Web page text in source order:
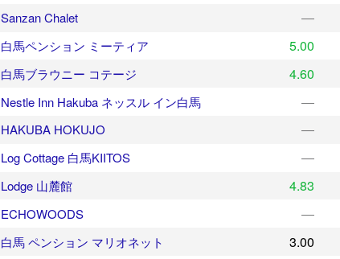
Sanzan Chalet ―
白馬ペンション ミーティア 5.00
白馬ブラウニー コテージ 4.60
Nestle Inn Hakuba ネッスル イン白馬 ―
HAKUBA HOKUJO ―
Log Cottage 白馬KIITOS ―
Lodge 山麓館 4.83
ECHOWOODS ―
白馬 ペンション マリオネット 3.00